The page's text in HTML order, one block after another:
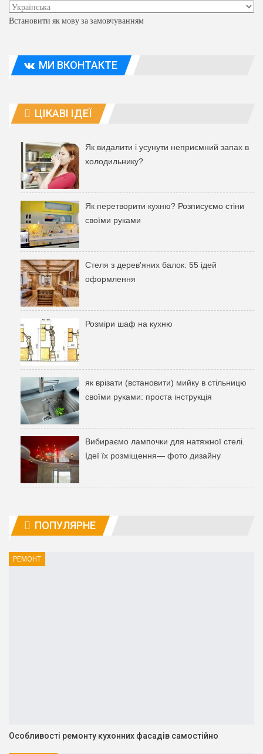
Встановити як мову за замовчуванням
МИ ВКОНТАКТЕ
ЦІКАВІ ІДЕЇ
Як видалити і усунути неприємний запах в
холодильнику?
Як перетворити кухню? Розписуємо стіни
своїми руками
Стеля з дерев'яних балок: 55 ідей
оформлення
Розміри шаф на кухню
як врізати (встановити) мийку в стільницю
своїми руками: проста інструкція
Вибираємо лампочки для натяжної стелі.
Ідеї ​​їх розміщення— фото дизайну
ПОПУЛЯРНЕ
РЕМОНТ
Особливості ремонту кухонних фасадів самостійно